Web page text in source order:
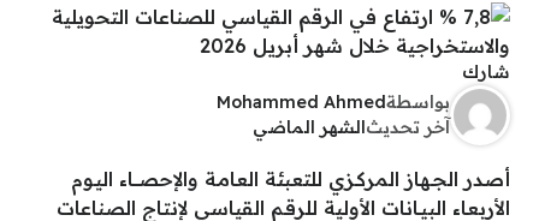
شارك
بواسطةMohammed Ahmed
آخر تحديثالشهر الماضي
أصدر الجـهاز المركـزي للتعبئة العامـة والإحصــــاء اليـوم
الأربعاء البيـانات الأولية للرقـم القياسي لإنتاج الصناعات